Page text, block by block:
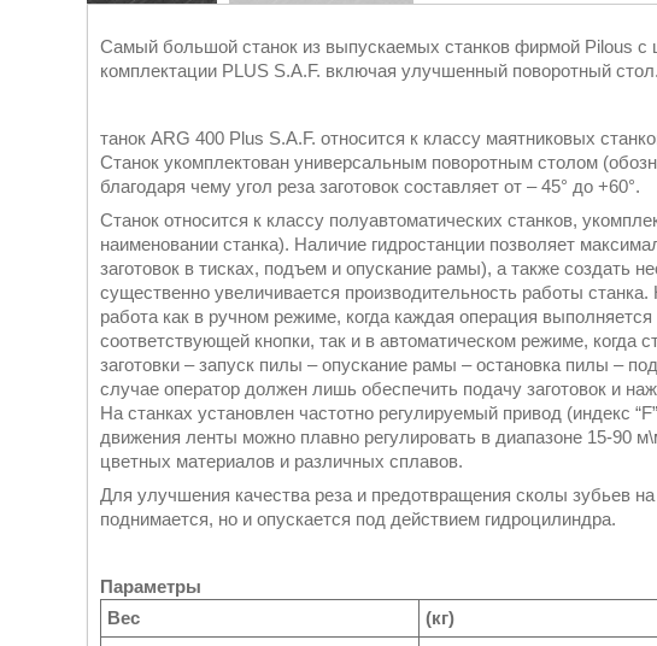
Самый большой станок из выпускаемых станков фирмой Pilous с
комплектации PLUS S.A.F. включая улучшенный поворотный стол.
танок ARG 400 Plus S.A.F. относится к классу маятниковых
Станок укомплектован универсальным поворотным столом
благодаря чему угол реза заготовок составляет от – 45° до +60°.
Станок относится к классу полуавтоматических станков,
наименовании станка). Наличие гидростанции позволяет
заготовок в тисках, подъем и опускание рамы), а также создать
существенно увеличивается производительность работы
работа как в ручном режиме, когда каждая операция
соответствующей кнопки, так и в автоматическом режиме, когда
заготовки – запуск пилы – опускание рамы – остановка пилы –
случае оператор должен лишь обеспечить подачу заготовок и
На станках установлен частотно регулируемый привод (индекс
движения ленты можно плавно регулировать в диапазоне 15-90
цветных материалов и различных сплавов.
Для улучшения качества реза и предотвращения сколы зубьев
поднимается, но и опускается под действием гидроцилиндра.
Параметры
Вес
(кг)